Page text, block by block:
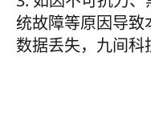
统故障等原因导致
数据丢失，九间科